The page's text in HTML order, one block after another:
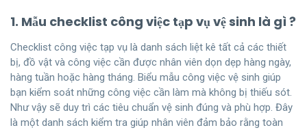
1. Mẫu checklist công việc tạp vụ vệ sinh là gì ?
Checklist công việc tạp vụ là danh sách liệt kê tất cả các thiết
bị, đồ vật và công việc cần được nhân viên dọn dẹp hàng ngày,
hàng tuần hoặc hàng tháng. Biểu mẫu công việc vệ sinh giúp
bạn kiểm soát những công việc cần làm mà không bị thiếu sót.
Như vậy sẽ duy trì các tiêu chuẩn vệ sinh đúng và phù hợp. Đây
là một danh sách kiểm tra giúp nhân viên đảm bảo rằng toàn